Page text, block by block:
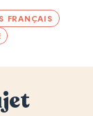
FRANÇAIS